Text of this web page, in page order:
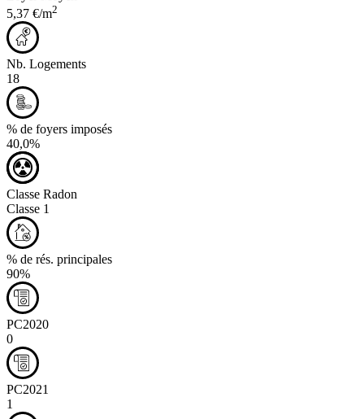
5,37 €/m2
Nb. Logements
18
% de foyers imposés
40,0%
Classe Radon
Classe 1
% de rés. principales
90%
PC2020
0
PC2021
1